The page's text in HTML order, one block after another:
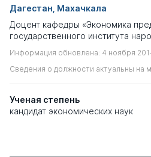
Дагестан, Махачкала
Доцент кафедры «Экономика
государственного института
Информация обновлена: 4 ноября
Сведения о должности актуальны на
Ученая степень
кандидат экономических наук